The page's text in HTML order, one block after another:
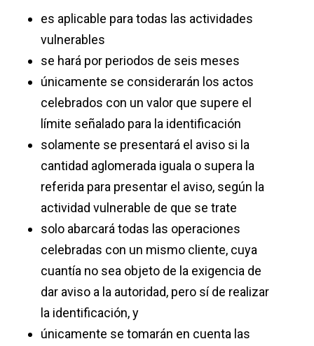
es aplicable para todas las actividades
vulnerables
se hará por periodos de seis meses
únicamente se considerarán los actos
celebrados con un valor que supere el
límite señalado para la identificación
solamente se presentará el aviso si la
cantidad aglomerada iguala o supera la
referida para presentar el aviso, según la
actividad vulnerable de que se trate
solo abarcará todas las operaciones
celebradas con un mismo cliente, cuya
cuantía no sea objeto de la exigencia de
dar aviso a la autoridad, pero sí de realizar
la identificación, y
únicamente se tomarán en cuenta las